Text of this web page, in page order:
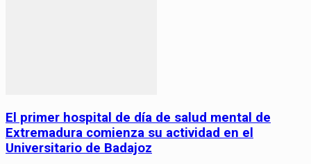
El primer hospital de día de salud mental de
Extremadura comienza su actividad en el
Universitario de Badajoz